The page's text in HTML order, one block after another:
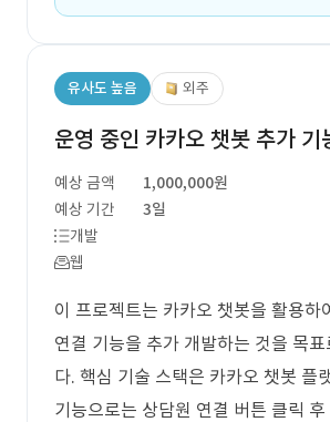
유사도 높음 외주
운영 중인 카카오 챗봇 추가 기
예상 금액
1,000,000원
예상 기간
3일
개발
웹
이 프로젝트는 카카오 챗봇을 활용하
연결 기능을 추가 개발하는 것을 목표
다. 핵심 기술 스택은 카카오 챗봇 플
기능으로는 상담원 연결 버튼 클릭